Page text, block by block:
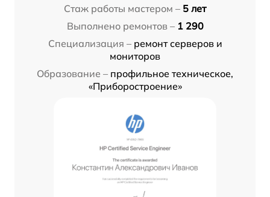
Стаж работы мастером – 5 лет
Выполнено ремонтов – 1 290
Специализация – ремонт серверов и
мониторов
Образование – профильное техническое,
«Приборостроение»